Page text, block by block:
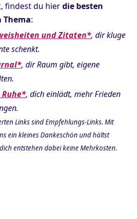
findest du hierdie besten
Thema:
und Zitaten*, dir kluge
schenkt.
, dir Raum gibt, eigene
, dich einlädt, mehr Frieden
Links sind Empfehlungs-Links. Mit
ein kleines Dankeschön und hältst
entstehen dabei keine Mehrkosten.